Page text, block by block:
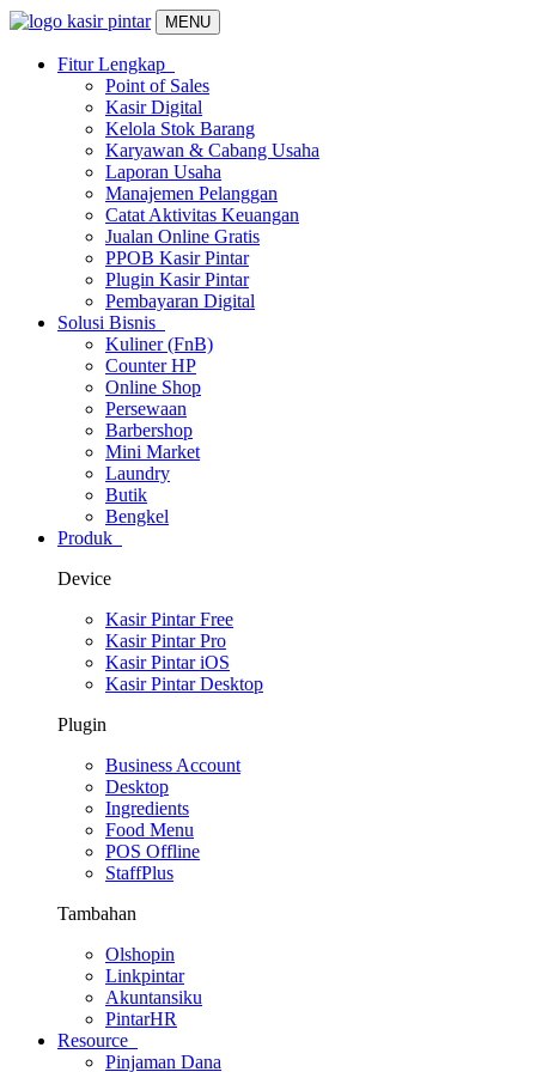
MENU
Fitur Lengkap
Point of Sales
Kasir Digital
Kelola Stok Barang
Karyawan & Cabang Usaha
Laporan Usaha
Manajemen Pelanggan
Catat Aktivitas Keuangan
Jualan Online Gratis
PPOB Kasir Pintar
Plugin Kasir Pintar
Pembayaran Digital
Solusi Bisnis
Kuliner (FnB)
Counter HP
Online Shop
Persewaan
Barbershop
Mini Market
Laundry
Butik
Bengkel
Produk
Device
Kasir Pintar Free
Kasir Pintar Pro
Kasir Pintar iOS
Kasir Pintar Desktop
Plugin
Business Account
Desktop
Ingredients
Food Menu
POS Offline
StaffPlus
Tambahan
Olshopin
Linkpintar
Akuntansiku
PintarHR
Resource
Pinjaman Dana